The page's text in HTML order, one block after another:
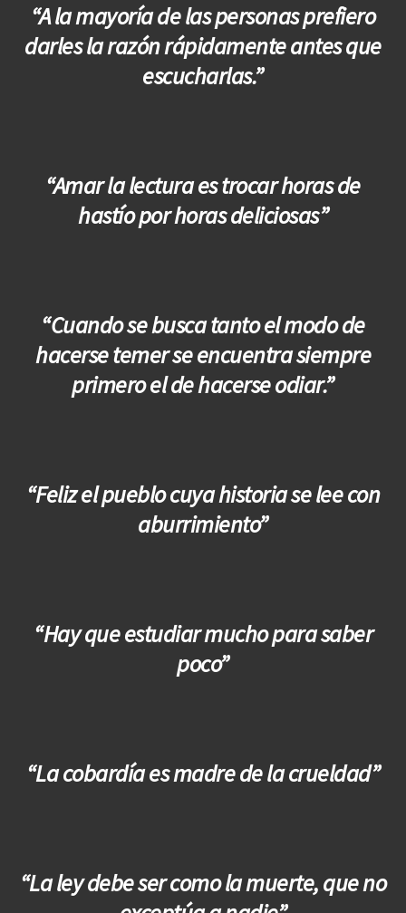
“A la mayoría de las personas prefiero
darles la razón rápidamente antes que
escucharlas.”
“Amar la lectura es trocar horas de
hastío por horas deliciosas”
“Cuando se busca tanto el modo de
hacerse temer se encuentra siempre
primero el de hacerse odiar.”
“Feliz el pueblo cuya historia se lee con
aburrimiento”
“Hay que estudiar mucho para saber
poco”
“La cobardía es madre de la crueldad”
“La ley debe ser como la muerte, que no